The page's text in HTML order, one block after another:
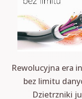
Rewolucyjna era
bez limitu
Dzietrzniki